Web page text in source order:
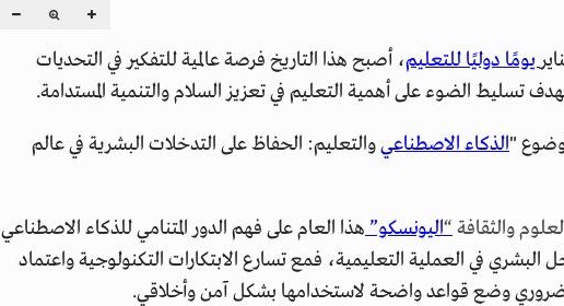
يومًا دوليًا للتعليم، أصبح هذا التاريخ فرصة عالمية للتفكير في التحديات
تسليط الضوء على أهمية التعليم في تعزيز السلام والتنمية المستدامة.
الذكاء الاصطناعيوالتعليم: الحفاظ على التدخلات البشرية في عالم
والثقافة “اليونسكو” هذا العام على فهم الدور المتنامي للذكاء الاصطناعي
البشري في العملية التعليمية، فمع تسارع الابتكارات التكنولوجية واعتماد
وضع قواعد واضحة لاستخدامها بشكل آمن وأخلاقي.